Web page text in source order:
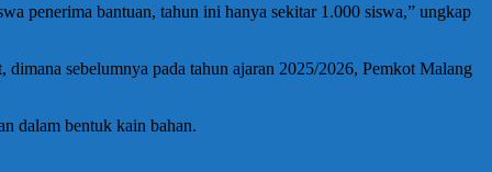
penerima bantuan, tahun ini hanya sekitar 1.000 siswa,” ungkap
sebelumnya pada tahun ajaran 2025/2026, Pemkot Malang
dalam bentuk kain bahan.